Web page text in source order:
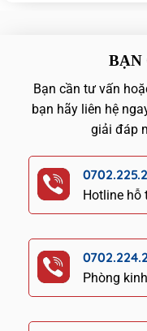
BẠN
Bạn cần tư vấn
bạn hãy liên hệ
giải đáp
Hotline hỗ
Phòng